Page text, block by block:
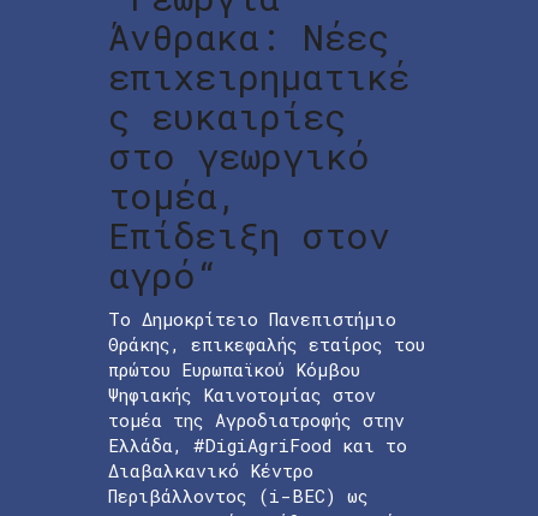
Άνθρακα: Νέες
επιχειρηματικέ
ς ευκαιρίες
στο γεωργικό
τομέα,
Επίδειξη στον
αγρό“
Το Δημοκρίτειο Πανεπιστήμιο
Θράκης, επικεφαλής εταίρος του
πρώτου Ευρωπαϊκού Κόμβου
Ψηφιακής Καινοτομίας στον
τομέα της Αγροδιατροφής στην
Ελλάδα, #DigiAgriFood και το
Διαβαλκανικό Κέντρο
Περιβάλλοντος (i-BEC) ως